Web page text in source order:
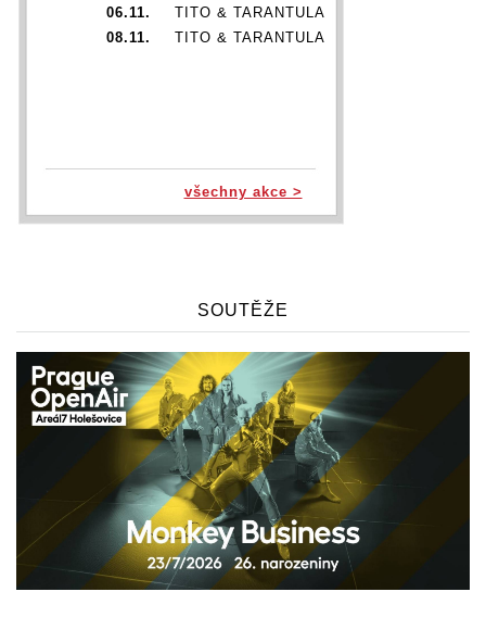
06.11.
TITO & TARANTULA
08.11.
TITO & TARANTULA
všechny akce >
SOUTĚŽE